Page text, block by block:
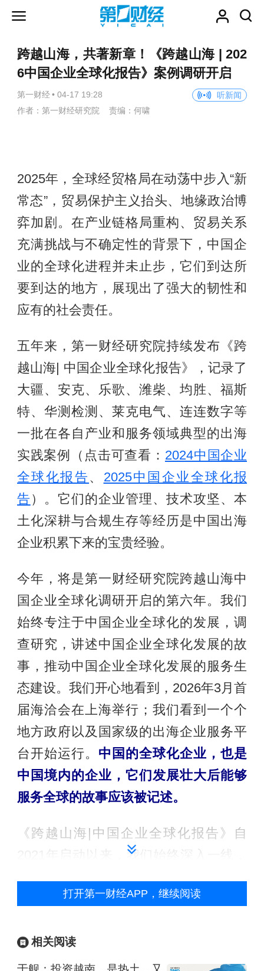
跨越山海，共著新章！《跨越山海 | 202
6中国企业全球化报告》案例调研开启
第一财经 • 04-17 19:28
听新闻
作者：第一财经研究院 责编：何啸
2025年，全球经贸格局在动荡中步入“新
常态”，贸易保护主义抬头、地缘政治博
弈加剧。在产业链格局重构、贸易关系
充满挑战与不确定性的背景下，中国企
业的全球化进程并未止步，它们到达所
要到达的地方，展现出了强大的韧性和
应有的社会责任。
五年来，第一财经研究院持续发布《跨
越山海| 中国企业全球化报告》，记录了
大疆、安克、乐歌、潍柴、均胜、福斯
特、华测检测、莱克电气、连连数字等
一批在各自产业和服务领域典型的出海
实践案例（点击可查看： 2024中国企业
全球化报告 、 2025中国企业全球化报
告 ）。它们的企业管理、技术攻坚、本
土化深耕与合规生存等经历是中国出海
企业积累下来的宝贵经验。
今年，将是第一财经研究院跨越山海中
国企业全球化调研开启的第六年。我们
始终专注于中国企业全球化的发展，调
查研究，讲述中国企业全球化发展的故
事，推动中国企业全球化发展的服务生
态建设。我们开心地看到，2026年3月首
届海洽会在上海举行；我们看到一个个
地方政府以及国家级的出海企业服务平
台开始运行。 中国的全球化企业，也是
中国境内的企业，它们发展壮大后能够
服务全球的故事应该被记述。
《跨越山海|中国企业全球化报告》自
2021年启动以来，我们始终深入一线，
提供具有代表性、趋势性、启发性的研
新的挑战已然浮现。但在变局中，机遇
亦在潜藏，未来的中国全球化企业应该
打开第一财经APP，继续阅读
相关阅读